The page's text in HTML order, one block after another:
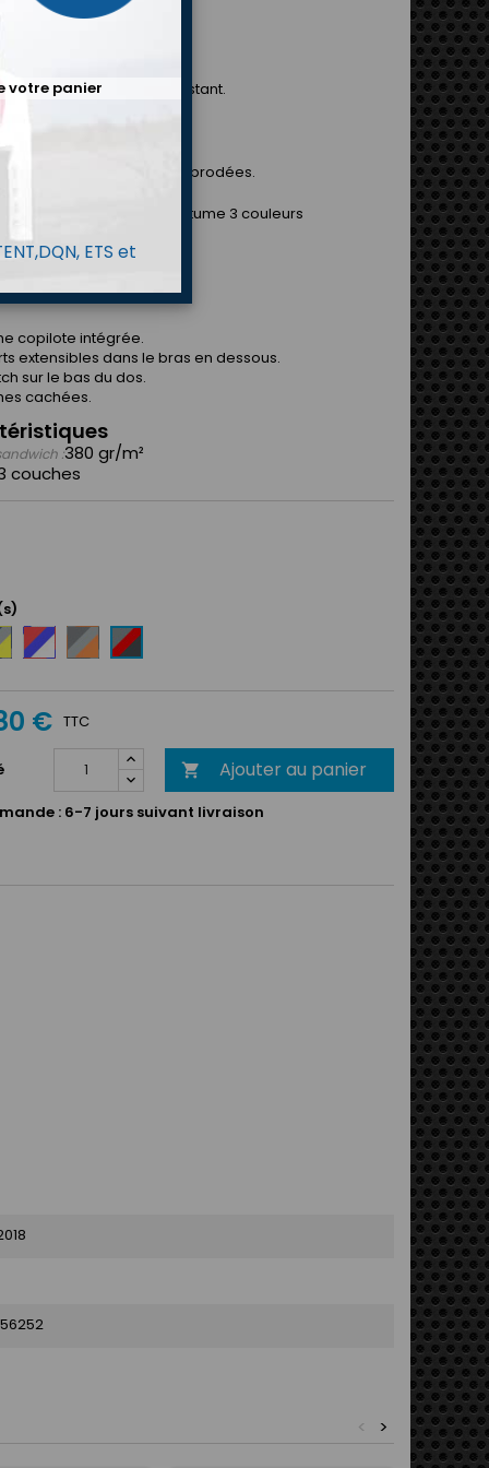
EST NÉE
en tissu aramide très résistant.
design à la mode.
conception d'épaulettes brodées.
de couleurs dans un costume 3 couleurs
copilote intégrée.
extensibles dans le bras en dessous.
sur le bas du dos.
cachées.
:380 gr/m²
couches
Rouge
/
royal
/
Blanc
Anthracite
/
/
Orange
Argent
/
/
€ TTC
 Ajouter au panier
: 6-7 jours suivant livraison
>
<
votre panier
ETS et